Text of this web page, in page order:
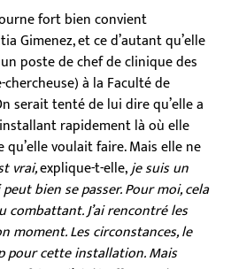
fort bien convient
Gimenez, et ce d’autant qu’elle
poste de chef de clinique des
à la Faculté de
serait tenté de lui dire qu’elle a
rapidement là où elle
voulait faire. Mais elle ne
vrai,explique-t-elle,je suis un
bien se passer. Pour moi, cela
combattant. J’ai rencontré les
moment. Les circonstances, le
pour cette installation. Mais